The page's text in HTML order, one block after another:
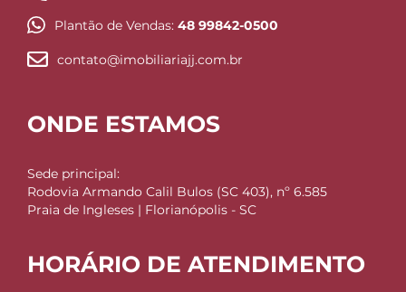
Plantão de Vendas: 48 99842-0500
contato@imobiliariajj.com.br
ONDE ESTAMOS
Sede principal:
Rodovia Armando Calil Bulos (SC 403), nº 6.585
Praia de Ingleses | Florianópolis - SC
HORÁRIO DE ATENDIMENTO